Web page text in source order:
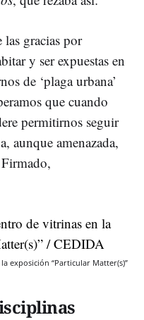
las gracias por
y ser expuestas en
de ‘plaga urbana’
que cuando
permitirnos seguir
aunque amenazada,
exposición “Particular Matter(s)”